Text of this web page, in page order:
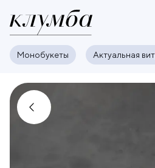
Монобукеты Актуальная